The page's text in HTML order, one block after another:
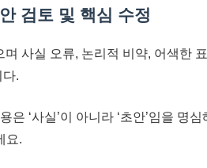
검토 및 핵심 수정
며 사실 오류, 논리적 비약, 어색한
다.
은 ‘사실’이 아니라 ‘초안’임을 명
요.